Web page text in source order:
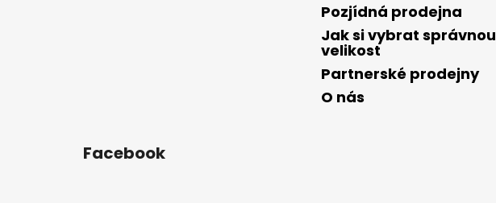
Pozjídná prodejna
Jak si vybrat správnou
velikost
Partnerské prodejny
O nás
Facebook